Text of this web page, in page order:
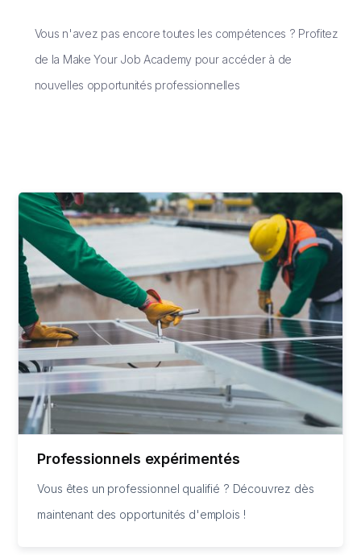
Vous n'avez pas encore toutes les compétences ? Profitez
de la Make Your Job Academy pour accéder à de
nouvelles opportunités professionnelles
Professionnels expérimentés
Vous êtes un professionnel qualifié ? Découvrez dès
maintenant des opportunités d'emplois !